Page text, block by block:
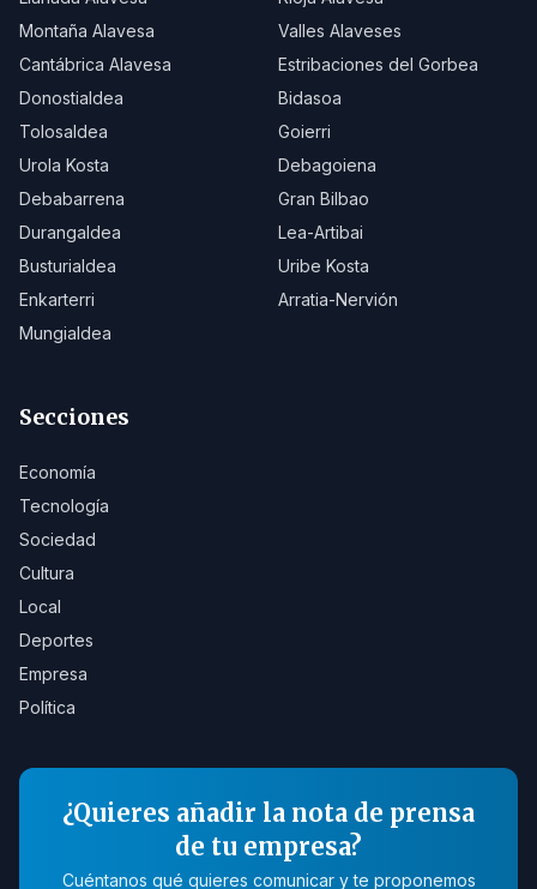
Montaña Alavesa
Valles Alaveses
Cantábrica Alavesa
Estribaciones del Gorbea
Donostialdea
Bidasoa
Tolosaldea
Goierri
Urola Kosta
Debagoiena
Debabarrena
Gran Bilbao
Durangaldea
Lea-Artibai
Busturialdea
Uribe Kosta
Enkarterri
Arratia-Nervión
Mungialdea
Secciones
Economía
Tecnología
Sociedad
Cultura
Local
Deportes
Empresa
Política
¿Quieres añadir la nota de prensa
de tu empresa?
Cuéntanos qué quieres comunicar y te proponemos